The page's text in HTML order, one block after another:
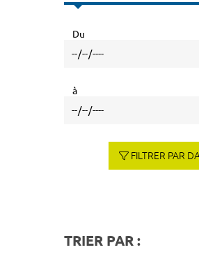
Du
à
FILTRER PAR
TRIER PAR :